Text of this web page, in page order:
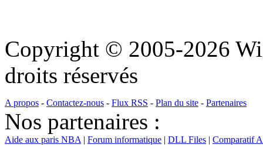
Copyright © 2005-2026
droits réservés
A propos - Contactez-nous - Flux RSS - Plan du site - Partenaires
Nos partenaires :
Aide aux paris NBA | Forum informatique | DLL Files | Comparatif